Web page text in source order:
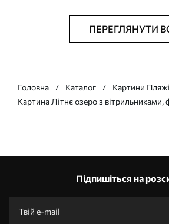
ПЕРЕГЛЯНУТИ
Головна Каталог
Картини
Картина Літнє озеро з вітрильниками,
Підпишіться на